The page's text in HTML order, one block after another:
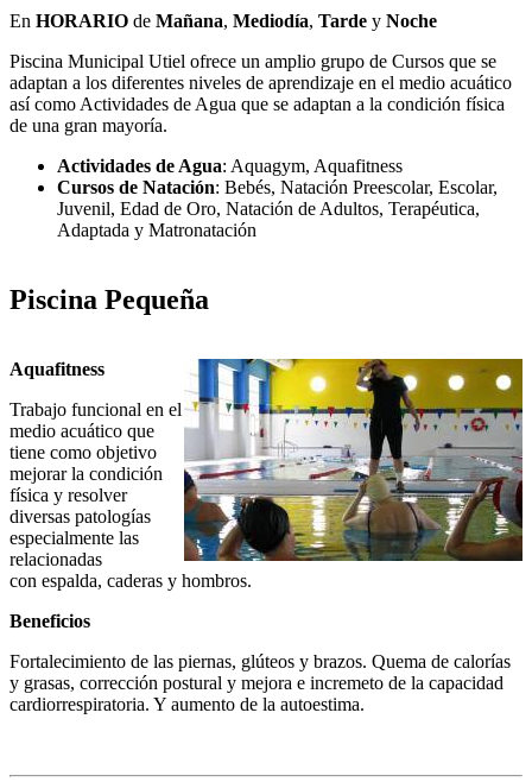
En HORARIO de Mañana, Mediodía, Tarde y Noche
Piscina Municipal Utiel ofrece un amplio grupo de Cursos que se
adaptan a los diferentes niveles de aprendizaje en el medio acuático
así como Actividades de Agua que se adaptan a la condición física
de una gran mayoría.
Actividades de Agua: Aquagym, Aquafitness
Cursos de Natación: Bebés, Natación Preescolar, Escolar,
Juvenil, Edad de Oro, Natación de Adultos, Terapéutica,
Adaptada y Matronatación
Piscina Pequeña
Aquafitness
Trabajo funcional en el
medio acuático que
tiene como objetivo
mejorar la condición
física y resolver
diversas patologías
especialmente las
relacionadas
con espalda, caderas y hombros.
Beneficios
Fortalecimiento de las piernas, glúteos y brazos. Quema de calorías
y grasas, corrección postural y mejora e incremeto de la capacidad
cardiorrespiratoria. Y aumento de la autoestima.